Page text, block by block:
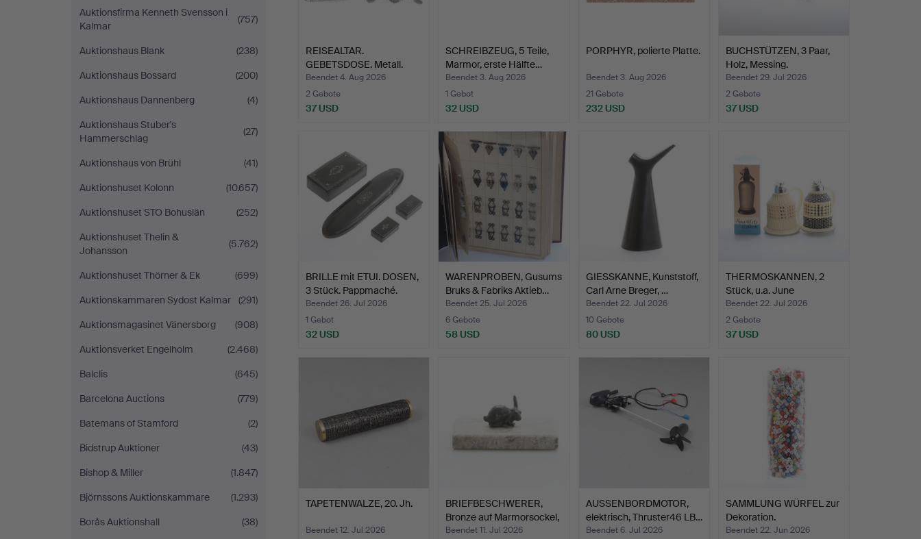
Auktionsfirma Kenneth Svensson i
Kalmar
(757)
Auktionshaus Blank
(238)
Auktionshaus Bossard
(200)
Auktionshaus Dannenberg
(4)
Auktionshaus Stuber's
Hammerschlag
(27)
Auktionshaus von Brühl
(41)
Auktionshuset Kolonn
(10.657)
Auktionshuset STO Bohuslän
(252)
Auktionshuset Thelin &
Johansson
(5.762)
Auktionshuset Thörner & Ek
(699)
Auktionskammaren Sydost Kalmar
(291)
Auktionsmagasinet Vänersborg
(908)
Auktionsverket Engelholm
(2.468)
Balclis
(645)
Barcelona Auctions
(779)
Batemans of Stamford
(2)
Bidstrup Auktioner
(43)
Bishop & Miller
(1.847)
Björnssons Auktionskammare
(1.293)
Borås Auktionshall
(38)
REISEALTAR.
GEBETSDOSE. Metall.
Beendet 4. Aug 2026
2 Gebote
37 USD
SCHREIBZEUG, 5 Teile,
Marmor, erste Hälfte…
Beendet 3. Aug 2026
1 Gebot
32 USD
PORPHYR, polierte Platte.
Beendet 3. Aug 2026
21 Gebote
232 USD
BUCHSTÜTZEN, 3 Paar,
Holz, Messing.
Beendet 29. Jul 2026
2 Gebote
37 USD
BRILLE mit ETUI. DOSEN,
3 Stück. Pappmaché.
Beendet 26. Jul 2026
1 Gebot
32 USD
WARENPROBEN, Gusums
Bruks & Fabriks Aktieb…
Beendet 25. Jul 2026
6 Gebote
58 USD
GIESSKANNE, Kunststoff,
Carl Arne Breger, …
Beendet 22. Jul 2026
10 Gebote
80 USD
THERMOSKANNEN, 2
Stück, u.a. June
Jönköpin…
Beendet 22. Jul 2026
2 Gebote
37 USD
TAPETENWALZE, 20. Jh.
Beendet 12. Jul 2026
BRIEFBESCHWERER,
Bronze auf Marmorsockel,
…
Beendet 11. Jul 2026
AUSSENBORDMOTOR,
elektrisch, Thruster46 LB…
Beendet 6. Jul 2026
SAMMLUNG WÜRFEL zur
Dekoration.
Beendet 22. Jun 2026